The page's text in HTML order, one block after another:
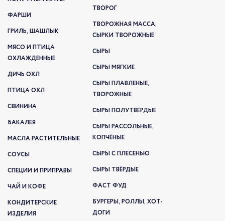
ФАРШИ
ГРИЛЬ, ШАШЛЫК
МЯСО И ПТИЦА
ОХЛАЖДЕННЫЕ
ДИЧЬ ОХЛ
ПТИЦА ОХЛ
СВИНИНА
БАКАЛЕЯ
МАСЛА РАСТИТЕЛЬНЫЕ
СОУСЫ
СПЕЦИИ И ПРИПРАВЫ
ЧАЙ И КОФЕ
КОНДИТЕРСКИЕ
ИЗДЕЛИЯ
ТВОРОГ
ТВОРОЖНАЯ МАССА,
СЫРКИ ТВОРОЖНЫЕ
СЫРЫ
СЫРЫ МЯГКИЕ
СЫРЫ ПЛАВЛЕНЫЕ,
ТВОРОЖНЫЕ
СЫРЫ ПОЛУТВЁРДЫЕ
СЫРЫ РАССОЛЬНЫЕ,
КОПЧЁНЫЕ
СЫРЫ С ПЛЕСЕНЬЮ
СЫРЫ ТВЁРДЫЕ
ФАСТ ФУД
БУРГЕРЫ, РОЛЛЫ, ХОТ-
ДОГИ